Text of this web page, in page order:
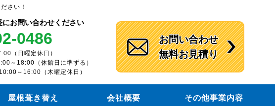
さい！
にお問い合わせください
0486
（日曜定休日）
～18:00（休館日に準ずる）
～16:00（木曜定休日）
お問い合わせ
無料お見積り
屋根葺き替え 会社概要 その他事業内容